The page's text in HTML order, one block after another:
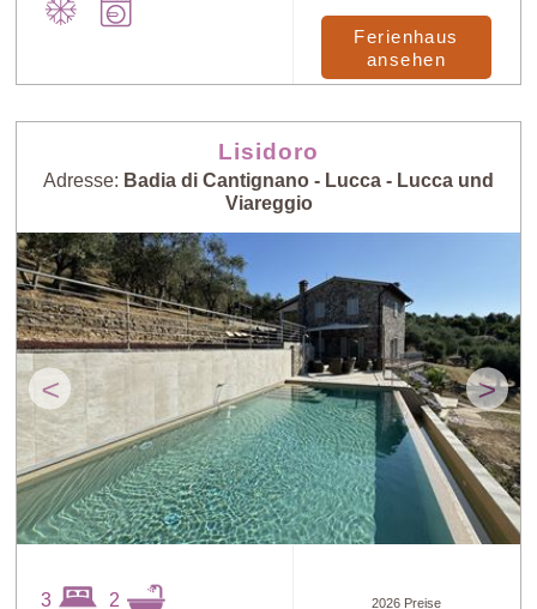
Zufall
Preis: niedrig >
Preis: hoch >
Personenzahl:
niedrig > hoch
Personenzahl:
hoch > niedrig
Neueste Häuser
Ferienhaus
ansehen
Lisidoro
Adresse: Badia di Cantignano - Lucca - Lucca und
Viareggio
< >
3 2 2026 Preise